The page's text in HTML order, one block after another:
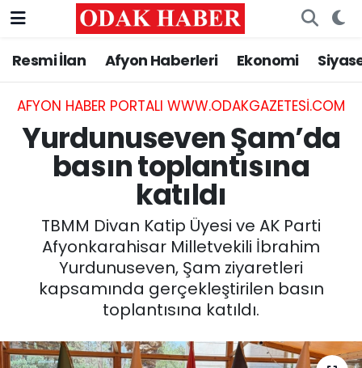
Resmi İlan Afyon Haberleri Ekonomi
AFYON HABER PORTALI WWW.ODAKGAZETESI.COM
Yurdunuseven Şam’da
basın toplantısına
katıldı
TBMM Divan Katip Üyesi ve AK Parti
Afyonkarahisar Milletvekili İbrahim
Yurdunuseven, Şam ziyaretleri
kapsamında gerçekleştirilen basın
toplantısına katıldı.
AFYONKARAHİSAR HABERLERİ
Resmi İlan
ASAYİŞ
SİYASET
EĞİTİM
MAGAZİN
SAĞLIK
Nöbetçi Eczaneler
Hava Durumu
Trafik Durumu
Süper Lig Puan Durumu ve Fikstür
Tüm Manşetler
Son Dakika Haberleri
Haber Arşivi